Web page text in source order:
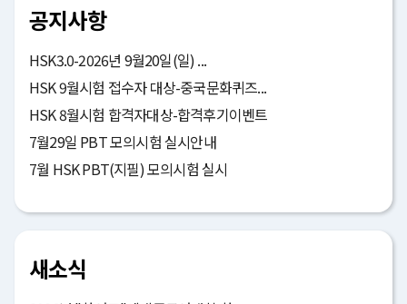
공지사항
HSK3.0-2026년 9월20일(일) ...
HSK 9월시험 접수자 대상-중국문화퀴즈...
HSK 8월시험 합격자대상-합격후기이벤트
7월29일 PBT 모의시험 실시안내
7월 HSK PBT(지필) 모의시험 실시
새소식